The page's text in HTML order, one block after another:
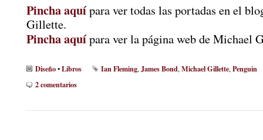
Pincha aquípara ver todas las portadas en el
Gillette.
Pincha aquípara ver la página web de Michael
Diseño•Libros Ian Fleming, James Bond, Michael Gillette, Penguin
2 comentarios